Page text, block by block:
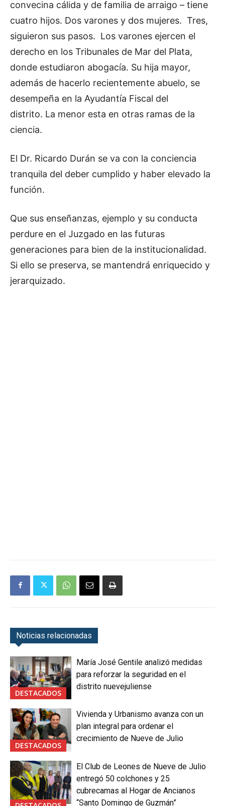
convecina cálida y de familia de arraigo – tiene
cuatro hijos. Dos varones y dos mujeres. Tres,
siguieron sus pasos. Los varones ejercen el
derecho en los Tribunales de Mar del Plata,
donde estudiaron abogacía. Su hija mayor,
además de hacerlo recientemente abuelo, se
desempeña en la Ayudantía Fiscal del
distrito. La menor esta en otras ramas de la
ciencia.
El Dr. Ricardo Durán se va con la conciencia
tranquila del deber cumplido y haber elevado la
función.
Que sus enseñanzas, ejemplo y su conducta
perdure en el Juzgado en las futuras
generaciones para bien de la institucionalidad.
Si ello se preserva, se mantendrá enriquecido y
jerarquizado.
Noticias relacionadas
DESTACADOS
María José Gentile analizó medidas
para reforzar la seguridad en el
distrito nuevejuliense
DESTACADOS
Vivienda y Urbanismo avanza con un
plan integral para ordenar el
crecimiento de Nueve de Julio
El Club de Leones de Nueve de Julio
entregó 50 colchones y 25
cubrecamas al Hogar de Ancianos
“Santo Domingo de Guzmán”